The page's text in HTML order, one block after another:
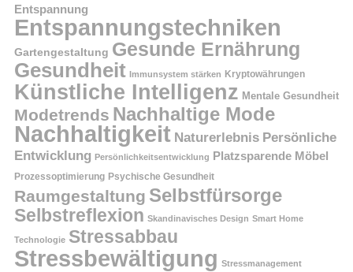
Entspannung
Entspannungstechniken
Gartengestaltung Gesunde Ernährung
Gesundheit Immunsystem stärken Kryptowährungen
Künstliche Intelligenz Mentale Gesundheit
Modetrends Nachhaltige Mode
Nachhaltigkeit Naturerlebnis Persönliche
Entwicklung Persönlichkeitsentwicklung Platzsparende Möbel
Prozessoptimierung Psychische Gesundheit
Raumgestaltung Selbstfürsorge
Selbstreflexion Skandinavisches Design Smart Home
Technologie Stressabbau
Stressbewältigung Stressmanagement